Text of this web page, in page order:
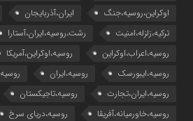
اوکراین،روسیه،جنگ
ایران،آذربایجان
ترکیه،زلزله،امنیت
رشت،روسیه،ایران،آستارا
روسیه،اعراب،اوکراین
روسیه،اوکراین،آمریکا
روسیه،ایبورسک
روسیه،ایران
روسیه،ایران،تجارت
روسیه،تاجیکستان
روسیه،خاورمیانه،آفریقا
روسیه،دریای سرخ